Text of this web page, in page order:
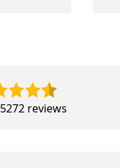
5272 reviews